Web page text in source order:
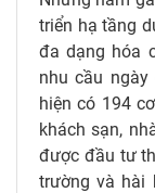
triển hạ tầng
đa dạng hóa
nhu cầu
hiện có 194
khách sạn,
được đầu tư
trường và hài